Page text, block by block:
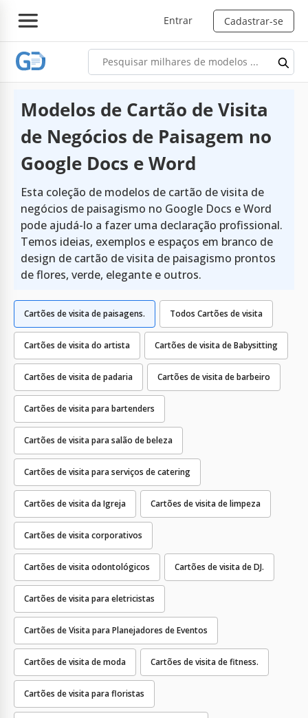
Entrar Cadastrar-se
Modelos de Cartão de Visita
de Negócios de Paisagem no
Google Docs e Word
Esta coleção de modelos de cartão de visita de
negócios de paisagismo no Google Docs e Word
pode ajudá-lo a fazer uma declaração profissional.
Temos ideias, exemplos e espaços em branco de
design de cartão de visita de paisagismo prontos
de flores, verde, elegante e outros.
Todos Cartões de visita
Cartões de visita do artista Cartões de visita de Babysitting
Cartões de visita de padaria Cartões de visita de barbeiro
Cartões de visita para bartenders
Cartões de visita para salão de beleza
Cartões de visita para serviços de catering
Cartões de visita da Igreja Cartões de visita de limpeza
Cartões de visita corporativos
Cartões de visita odontológicos Cartões de visita de DJ.
Cartões de visita para eletricistas
Cartões de Visita para Planejadores de Eventos
Cartões de visita de moda Cartões de visita de fitness.
Cartões de visita para floristas
Cartões de visita de paisagens.